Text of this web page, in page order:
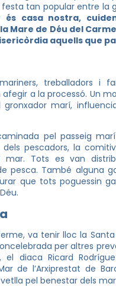
tan popular entre la
és casa nostra,
la Mare de Déu del Carme
aquells que
treballadors i
a la processó. Un
marí,
pel passeig
pescadors, la
mar. Tots es van
pesca. També alguna
que tots poguessin
va tenir lloc la Santa
per altres
diaca Ricard
de l’Arxiprestat de
pel benestar dels